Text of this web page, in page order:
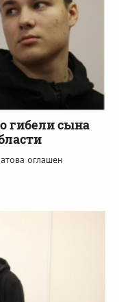
гибели сына
оглашен